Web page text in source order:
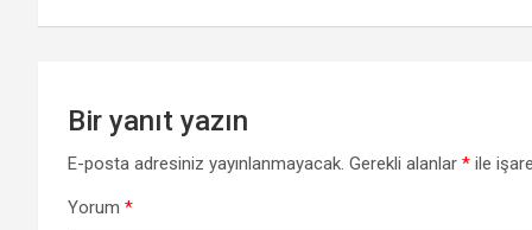
Bir yanıt yazın
E-posta adresiniz yayınlanmayacak. Gerekli alanlar * ile
Yorum *